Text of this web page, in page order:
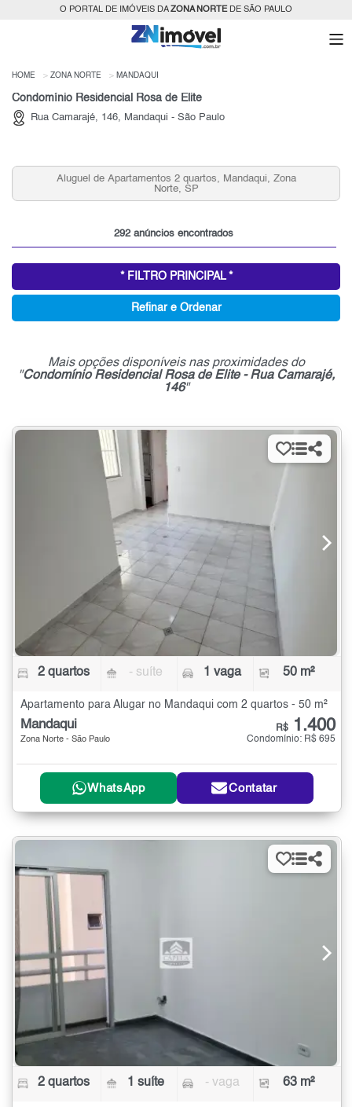
O PORTAL DE IMÓVEIS DAZONA NORTEDE SÃO PAULO
HOME ZONA NORTE MANDAQUI
Condomínio Residencial Rosa de Elite
Rua Camarajé, 146, Mandaqui - São Paulo
Aluguel de Apartamentos 2 quartos, Mandaqui, Zona
Norte, SP
292 anúncios encontrados
* FILTRO PRINCIPAL *
Refinar e Ordenar
Mais opções disponíveis nas proximidades do
"Condomínio Residencial Rosa de Elite - Rua Camarajé,
146"
2 quartos - suíte 1 vaga 50 m²
Apartamento para Alugar no Mandaqui com 2 quartos - 50 m²
Mandaqui
Zona Norte - São Paulo
R$ 1.400
Condomínio: R$ 695
WhatsApp Contatar
2 quartos 1 suíte - vaga 63 m²